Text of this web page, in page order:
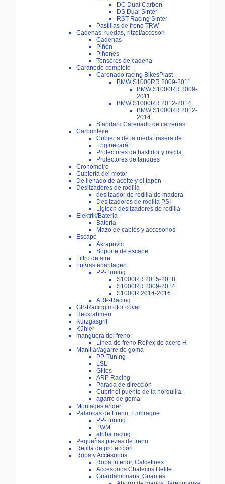
DC Dual Carbon
DS Dual Sinter
RST Racing Sinter
Pastillas de freno TRW
Cadenas, ruedas,-ritzel/accesori
Cadenas
Piñón
Piñones
Tensores de cadena
Caranedo completo
Carenado racing BikesPlast
BMW S1000RR 2009-2011
BMW S1000RR 2009-
2011
BMW S1000RR 2012-2014
BMW S1000RR 2012-
2014
Standard Carenado de carrerras
Carbonteile
Cubierta de la rueda trasera de
Enginecarát.
Protectores de bastidor y oscila
Protectores de tanques
Cronometro
Cubierta del motor
De llenado de aceite y el tapón
Deslizadores de rodilla
deslizador de rodilla de madera
Deslizadores de rodilla PSI
Ligtech deslizadores de rodilla
Elektrik/Bateria
Batería
Mazo de cables y accesorios
Escape
Akrapovic
Soporte de escape
Filtro de aire
Fußrastenanlagen
PP-Tuning
S1000RR 2015-2018
S1000RR 2009-2014
S1000R 2014-2016
ARP-Racing
GB-Racing motor cover
Heckrahmen
Kurzgasgriff
Kühler
manguera del freno
Línea de freno Reflex de acero H
Manillar/agarre de goma
PP-Tuning
LSL
Gilles
ARP Racing
Parada de dirección
Cubrir el puente de la horquilla
agarre de goma
Montageständer
Palancas de Freno, Embrague
PP-Tuning
TWM
alpha racing
Pequeñas piezas de freno
Rejilla de protección
Ropa y Accesorios
Ropa interior, Calcetines
Accesorios Chalecos Helite
Guardamonaos, Guantes